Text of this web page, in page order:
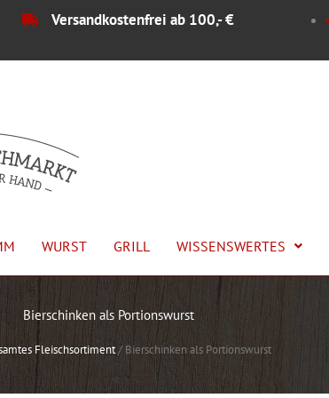
Versandkostenfrei ab 100,- €
WURST GRILL WISSENSWERTES
Bierschinken als Portionswurst
Fleischsortiment/ Bierschinken als Portionswurst